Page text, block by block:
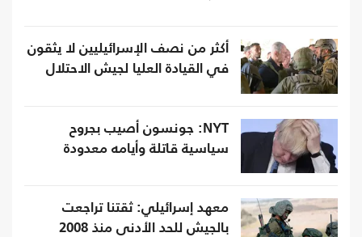
أكثر من نصف الإسرائيليين لا يثقون
في القيادة العليا لجيش الاحتلال
NYT: جونسون أصيب بجروح
سياسية قاتلة وأيامه معدودة
معهد إسرائيلي: ثقتنا تراجعت
بالجيش للحد الأدنى منذ 2008